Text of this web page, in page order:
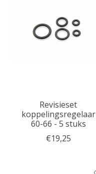
Revisieset
koppelingsregelaar
60-66 - 5 stuks
€19,25